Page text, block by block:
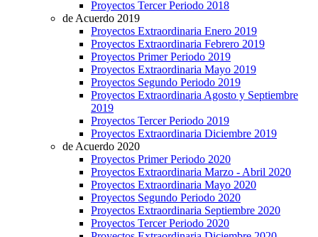
Proyectos Tercer Periodo 2018
de Acuerdo 2019
Proyectos Extraordinaria Enero 2019
Proyectos Extraordinaria Febrero 2019
Proyectos Primer Periodo 2019
Proyectos Extraordinaria Mayo 2019
Proyectos Segundo Periodo 2019
Proyectos Extraordinaria Agosto y Septiembre
2019
Proyectos Tercer Periodo 2019
Proyectos Extraordinaria Diciembre 2019
de Acuerdo 2020
Proyectos Primer Periodo 2020
Proyectos Extraordinaria Marzo - Abril 2020
Proyectos Extraordinaria Mayo 2020
Proyectos Segundo Periodo 2020
Proyectos Extraordinaria Septiembre 2020
Proyectos Tercer Periodo 2020